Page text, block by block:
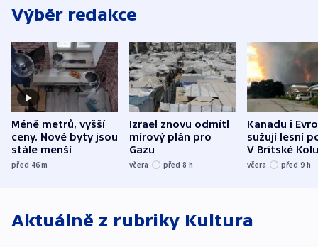
Výběr redakce
Méně metrů, vyšší
ceny. Nové byty jsou
stále menší
před 46m
Izrael znovu odmítl
mírový plán pro
Gazu
včera před 8 h
Kanadu i
sužují lesní
V Britské
evakuovali
včera před 9 h
Aktuálně z rubriky Kultura